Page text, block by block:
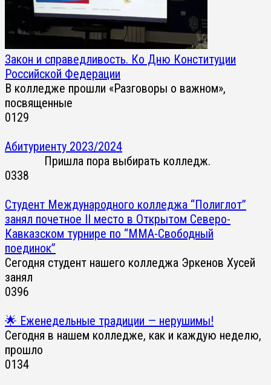
Закон и справедливость. Ко Дню Конституции
Российской Федерации
В колледже прошли «Разговоры о важном»,
посвященные
0129
Абитуриенту 2023/2024
Пришла пора выбирать колледж.
0338
Студент Международного колледжа “Полиглот”
занял почетное II место в Открытом Северо-
Кавказском турнире по “ММА-Свободный
поединок”
Сегодня студент нашего колледжа Эркенов Хусей
занял
0396
🌟 Еженедельные традиции — нерушимы!
Сегодня в нашем колледже, как и каждую неделю,
прошло
0134